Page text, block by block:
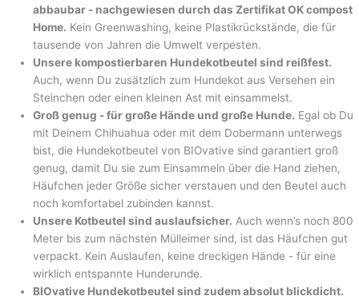
abbaubar - nachgewiesen durch das Zertifikat OK compost
Home. Kein Greenwashing, keine Plastikrückstände, die für
tausende von Jahren die Umwelt verpesten.
Unsere kompostierbaren Hundekotbeutel sind reißfest.
Auch, wenn Du zusätzlich zum Hundekot aus Versehen ein
Steinchen oder einen kleinen Ast mit einsammelst.
Groß genug - für große Hände und große Hunde. Egal ob Du
mit Deinem Chihuahua oder mit dem Dobermann unterwegs
bist, die Hundekotbeutel von BIOvative sind garantiert groß
genug, damit Du sie zum Einsammeln über die Hand ziehen,
Häufchen jeder Größe sicher verstauen und den Beutel auch
noch komfortabel zubinden kannst.
Unsere Kotbeutel sind auslaufsicher. Auch wenn’s noch 800
Meter bis zum nächsten Mülleimer sind, ist das Häufchen gut
verpackt. Kein Auslaufen, keine dreckigen Hände - für eine
wirklich entspannte Hunderunde.
BIOvative Hundekotbeutel sind zudem absolut blickdicht.